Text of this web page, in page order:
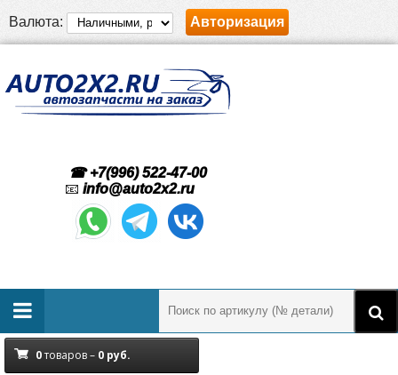
Валюта: Авторизация
☎ +7(996) 522-47-00
📧 info@auto2x2.ru
0товаров – 0 руб.